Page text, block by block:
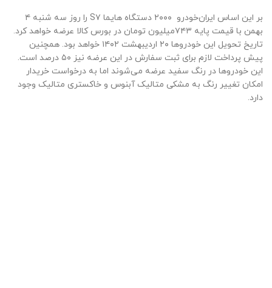
بر این اساس ایران‌خودرو ۲۰۰۰ دستگاه هایما S۷ را روز سه شنبه ۴
بهمن با قیمت پایه ۷۴۳میلیون تومان در بورس کالا عرضه خواهد کرد.
تاریخ تحویل این خودروها ۲۰ اردیبهشت ۱۴۰۲ خواهد بود. همچنین
پیش پرداخت لازم برای ثبت سفارش در این عرضه نیز ۵۰ درصد است.
این خودروها در رنگ سفید عرضه می‌شوند اما به درخواست خریدار
امکان تغییر رنگ به مشکی متالیک آبنوس و خاکستری متالیک وجود
دارد.